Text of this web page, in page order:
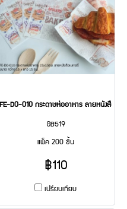
FE-D0-010 กระดาษห่ออาหาร ลายหนังสือเบเ
GB519
แพ็ค 200 ชิ้น
฿110
เปรียบเทียบ